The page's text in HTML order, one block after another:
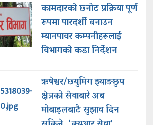
कामदारको छनोट प्रक्रिया पूर्ण
रूपमा पारदर्शी बनाउन
म्यानपावर कम्पनीहरूलाई
विभागको कडा निर्देशन
ऋषेश्वर/छ्युमिग झ्याङछुप
क्षेत्रको सेवाबारे अब
मोबाइलबाटै सुझाव दिन